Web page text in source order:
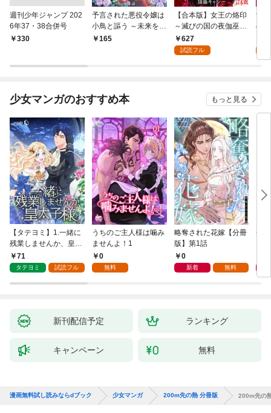
週刊少年ジャンプ 202
6年37・38合併号
￥330
予言された悪役令嬢は
小鳥と謳う ～未来を知
る専属執事に「君を救
165
【合本版】女王の烙印
～滅びの国の夜伽巫女
～ 1627
試読フル
女
の
少女マンガのおすすめ本 もっと見る
【タテヨミ】1.一緒に
残業しませんか、皇太
子様
71
タテヨミ 試読フル
うちのご主人様は噛み
ませんよ！1
0
無料
略奪された花嫁【分冊
版】第1話
0
新着 無料
余
新刊配信予定 ランキング
キャンペーン 無料
漫画無料試し読みならdブック 少女マンガ 200m先の熱 分冊版 200m先の